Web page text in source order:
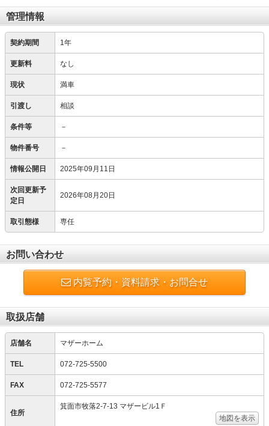
管理情報
契約期間 1年
更新料 なし
現状 満車
引渡し 相談
条件等 －
物件番号 －
情報公開日 2025年09月11日
次回更新予
定日
2026年08月20日
取引態様 専任
お問い合わせ
内覧予約・資料請求・お問合せ
取扱店舗
店舗名 マザーホーム
TEL 072-725-5500
FAX 072-725-5577
住所
箕面市牧落2-7-13 マザービル1Ｆ
地図を表示